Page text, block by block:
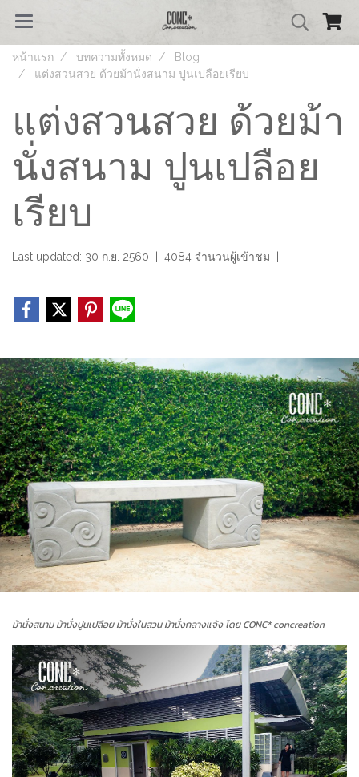
หน้าแรก บทความทั้งหมด
Blog
แต่งสวนสวย ด้วยม้านั่งสนาม ปูนเปลือยเรียบ
แต่งสวนสวย ด้วยม้า
นั่งสนาม ปูนเปลือย
เรียบ
Last updated: 30 ก.ย. 2560 4084 จำนวนผู้เข้าชม
ม้านั่งสนาม ม้านั่งปูนเปลือย ม้านั่งในสวน ม้านั่งกลางแจ้ง โดย CONC* concreation